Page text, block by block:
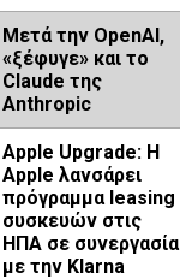
Μετά την OpenAI,
«ξέφυγε» και το
Claude της
Anthropic
Apple Upgrade: Η
Apple λανσάρει
πρόγραμμα leasing
συσκευών στις
ΗΠΑ σε συνεργασία
με την Klarna